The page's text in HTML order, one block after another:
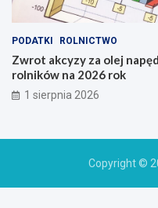
PODATKI ROLNICTWO
Zwrot akcyzy za olej
rolników na 2026 rok
1 sierpnia 2026
Copyright ©